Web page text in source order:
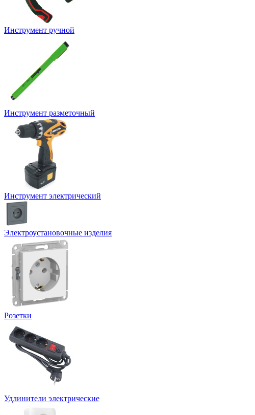
Инструмент ручной
Инструмент разметочный
Инструмент электрический
Электроустановочные изделия
Розетки
Удлинители электрические